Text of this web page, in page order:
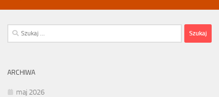
Szukaj:
ARCHIWA
maj 2026